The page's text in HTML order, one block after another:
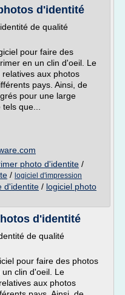
d'identité
de qualité
pour faire des
en un clin d'oeil. Le
aux photos
pays. Ainsi, de
pour une large
que...
photo d'identite /
/ logiciel d'impression
d'identite / logiciel photo
d'identité
de qualité
pour faire des photos
clin d'oeil. Le
aux photos